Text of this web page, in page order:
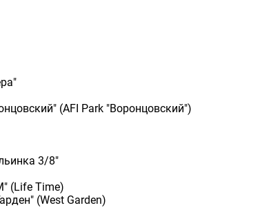
(AFI Park "Воронцовский")
3/8"
(Life Time)
(West Garden)